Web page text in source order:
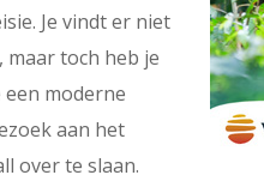
Je vindt er niet
maar toch heb je
moderne
aan het
over te slaan.